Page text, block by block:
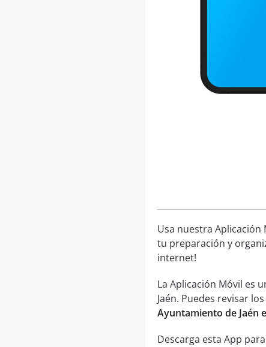
Usa nuestra
tu preparación y
internet!
La Aplicación Móvil es
Jaén. Puedes revisar
Ayuntamiento de Jaén
Descarga esta App